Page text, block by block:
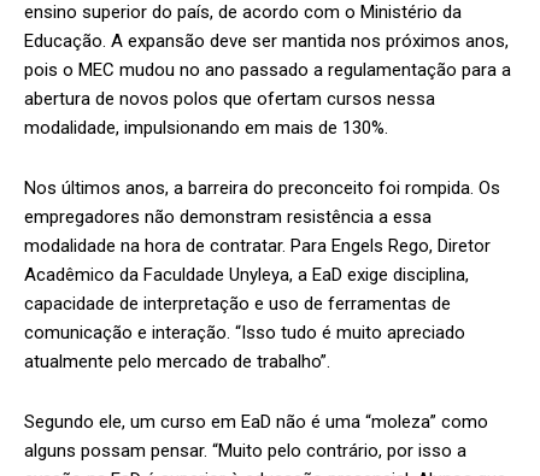
ensino superior do país, de acordo com o Ministério da
Educação. A expansão deve ser mantida nos próximos anos,
pois o MEC mudou no ano passado a regulamentação para a
abertura de novos polos que ofertam cursos nessa
modalidade, impulsionando em mais de 130%.
Nos últimos anos, a barreira do preconceito foi rompida. Os
empregadores não demonstram resistência a essa
modalidade na hora de contratar. Para Engels Rego, Diretor
Acadêmico da Faculdade Unyleya, a EaD exige disciplina,
capacidade de interpretação e uso de ferramentas de
comunicação e interação. “Isso tudo é muito apreciado
atualmente pelo mercado de trabalho”.
Segundo ele, um curso em EaD não é uma “moleza” como
alguns possam pensar. “Muito pelo contrário, por isso a